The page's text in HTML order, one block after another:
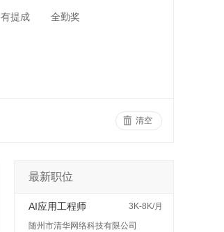
有提成 全勤奖
清空
最新职位
AI应用工程师
3K-8K/月
随州市清华网络科技有限公司